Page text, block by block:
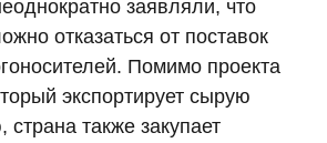
заявляли, что
отказаться от поставок
Помимо проекта
экспортирует сырую
также закупает